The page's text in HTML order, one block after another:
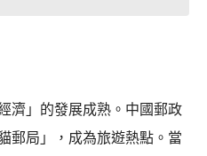
濟」的發展成熟。中國郵政
郵局」，成為旅遊熱點。當